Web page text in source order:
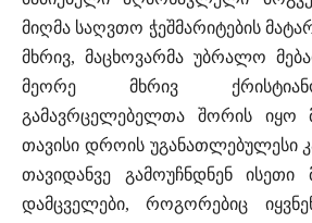
მიღმა საღვთო ჭეშმარიტების
მხრივ, მაცხოვარმა უბრალო
მეორე მხრივ
გამავრცელებელთა შორის იყო
თავისი დროის უგანათლებულესი
თავიდანვე გამოუჩნდნენ ისეთი
დამცველები, როგორებიც